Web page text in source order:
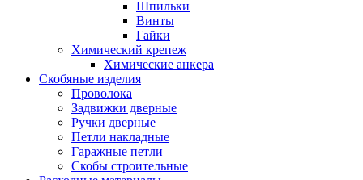
Шпильки
Винты
Гайки
Химический крепеж
Химические анкера
Скобяные изделия
Проволока
Задвижки дверные
Ручки дверные
Петли накладные
Гаражные петли
Скобы строительные